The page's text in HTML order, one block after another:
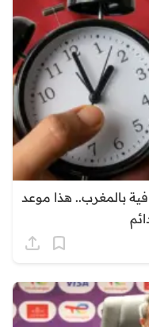
بالمغرب.. هذا موعد